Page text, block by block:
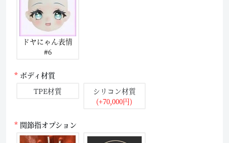
ドヤにゃん表情
#6
ボディ材質
TPE材質
シリコン材質
(+70,000円)
関節指オプション